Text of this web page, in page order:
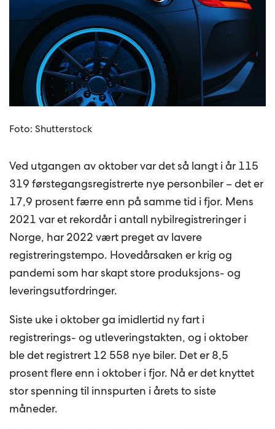
Foto: Shutterstock
Ved utgangen av oktober var det så langt i år 115
319 førstegangsregistrerte nye personbiler – det er
17,9 prosent færre enn på samme tid i fjor. Mens
2021 var et rekordår i antall nybilregistreringer i
Norge, har 2022 vært preget av lavere
registreringstempo. Hovedårsaken er krig og
pandemi som har skapt store produksjons- og
leveringsutfordringer.
Siste uke i oktober ga imidlertid ny fart i
registrerings- og utleveringstakten, og i oktober
ble det registrert 12 558 nye biler. Det er 8,5
prosent flere enn i oktober i fjor. Nå er det knyttet
stor spenning til innspurten i årets to siste
måneder.